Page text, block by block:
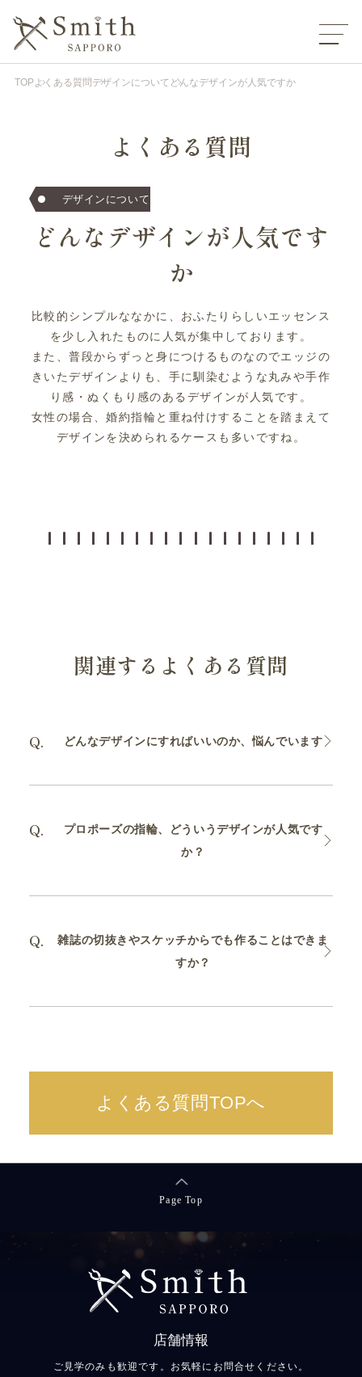
TOPよくある質問デザインについて どんなデザインが人気ですか
よくある質問
デザインについて
どんなデザインが人気です
か
比較的シンプルななかに、おふたりらしいエッセンス
を少し入れたものに人気が集中しております。
また、普段からずっと身につけるものなのでエッジの
きいたデザインよりも、手に馴染むような丸みや手作
り感・ぬくもり感のあるデザインが人気です。
女性の場合、婚約指輪と重ね付けすることを踏まえて
デザインを決められるケースも多いですね。
関連するよくある質問
どんなデザインにすればいいのか、悩んでいます
プロポーズの指輪、どういうデザインが人気です
か？
雑誌の切抜きやスケッチからでも作ることはできま
すか？
よくある質問TOPへ
Page Top
店舗情報
ご見学のみも歓迎です。お気軽にお問合せください。